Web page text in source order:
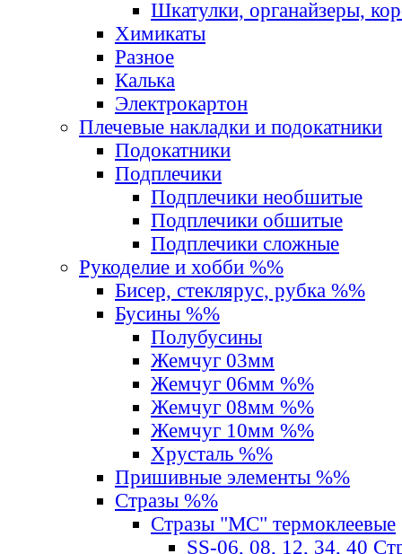
Шкатулки, органайзеры,
Химикаты
Разное
Калька
Электрокартон
Плечевые накладки и подокатники
Подокатники
Подплечики
Подплечики необшитые
Подплечики обшитые
Подплечики сложные
Рукоделие и хобби %%
Бисер, стеклярус, рубка %%
Бусины %%
Полубусины
Жемчуг 03мм
Жемчуг 06мм %%
Жемчуг 08мм %%
Жемчуг 10мм %%
Хрусталь %%
Пришивные элементы %%
Стразы %%
Стразы "MС" термоклеевые
SS-06, 08, 12, 34, 40